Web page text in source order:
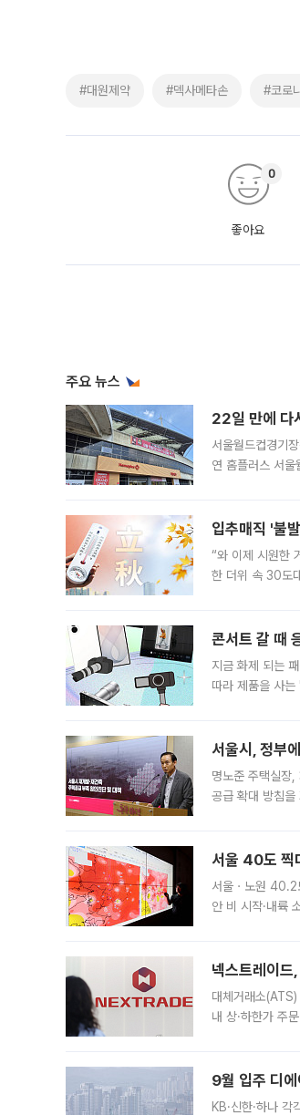
#대원제약 #덱사메타손 #코로
좋아요
0
주요 뉴스
22일 만에 다
서울월드컵경기
연 홈플러스 서
입추매직 '불
“와 이제 시원한
한 더위 속 30도
콘서트 갈 때
지금 화제 되는
따라 제품을 사
서울시, 정부
명노준 주택실장,
공급 확대 방침을
서울 40도
서울ㆍ노원
안 비 시작·내륙
넥스트레이드
대체거래소
내 상·하한가 주
9월 입주 디
KB·신한·하나